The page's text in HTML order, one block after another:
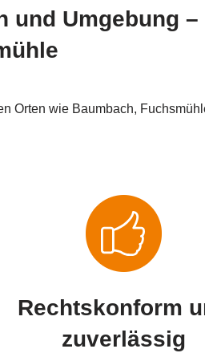
und Umgebung
Orten wie Baumbach,
Rechtskonform
zuverlässig